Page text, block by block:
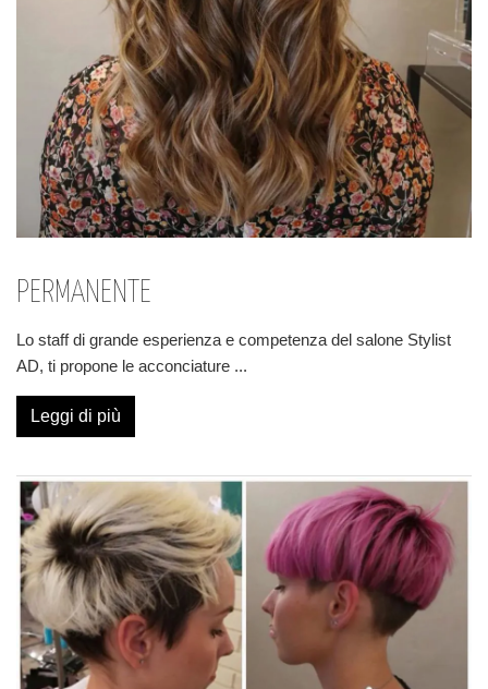
PERMANENTE
Lo staff di grande esperienza e competenza del salone Stylist
AD, ti propone le acconciature ...
Leggi di più